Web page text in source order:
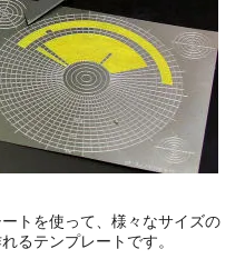
トを使って、様々なサイズの
るテンプレートです。